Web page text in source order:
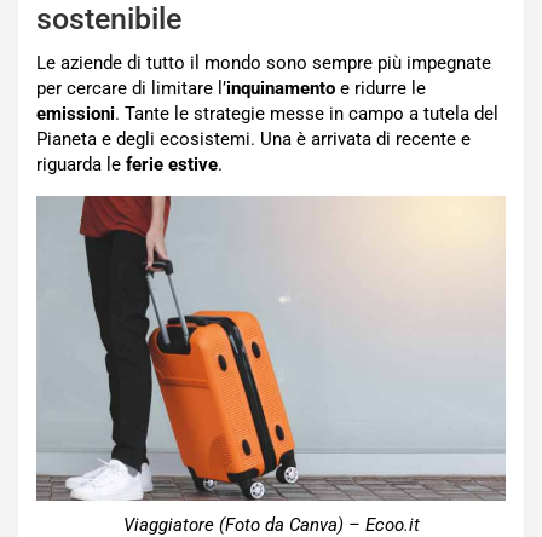
sostenibile
Le aziende di tutto il mondo sono sempre più impegnate
per cercare di limitare l’inquinamento e ridurre le
emissioni. Tante le strategie messe in campo a tutela del
Pianeta e degli ecosistemi. Una è arrivata di recente e
riguarda le ferie estive.
Viaggiatore (Foto da Canva) – Ecoo.it